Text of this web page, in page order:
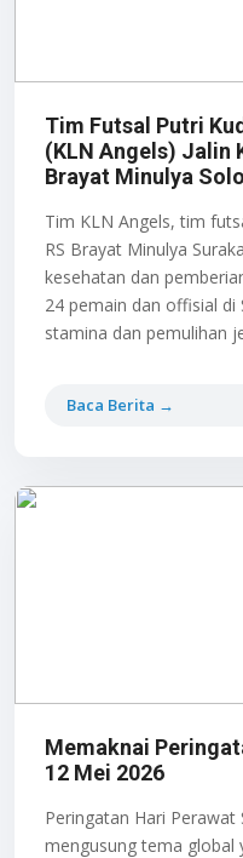
Tim Futsal Putri
(KLN Angels) Jalin
Brayat Minulya Solo
Tim KLN Angels, tim
RS Brayat Minulya
kesehatan dan
24 pemain dan offisial
stamina dan pemulihan
Baca Berita →
Memaknai
12 Mei 2026
Peringatan Hari Perawat
mengusung tema global